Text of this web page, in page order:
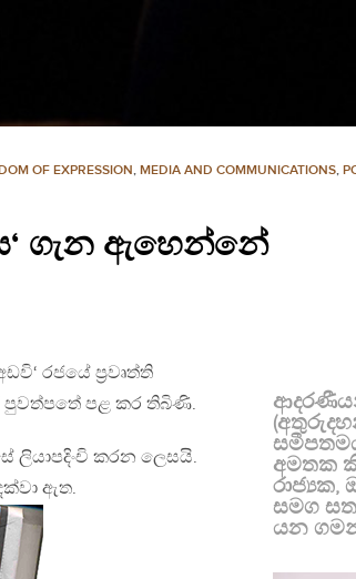
OF EXPRESSION, MEDIA AND COMMUNICATIONS,
ගැන ඇහෙන්නේ
රජයේ ප්‍රවෘත්ති
පුවත්පතේ පළ කර තිබිණි.
ලියාපදිංචි කරන ලෙසයි.
ඇත.
අමතක
සමග
යන